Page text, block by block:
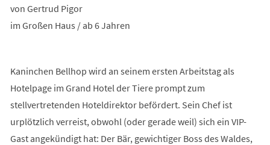
von Gertrud Pigor
im Großen Haus / ab 6 Jahren
Kaninchen Bellhop wird an seinem ersten Arbeitstag als
Hotelpage im Grand Hotel der Tiere prompt zum
stellvertretenden Hoteldirektor befördert. Sein Chef ist
urplötzlich verreist, obwohl (oder gerade weil) sich ein VIP-
Gast angekündigt hat: Der Bär, gewichtiger Boss des Waldes,